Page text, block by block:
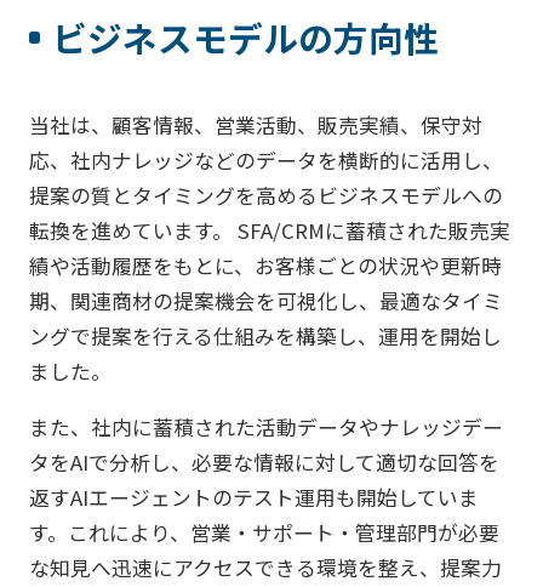
ビジネスモデルの方向性
当社は、顧客情報、営業活動、販売実績、保守対
応、社内ナレッジなどのデータを横断的に活用し、
提案の質とタイミングを高めるビジネスモデルへの
転換を進めています。 SFA/CRMに蓄積された販売実
績や活動履歴をもとに、お客様ごとの状況や更新時
期、関連商材の提案機会を可視化し、最適なタイミ
ングで提案を行える仕組みを構築し、運用を開始し
ました。
また、社内に蓄積された活動データやナレッジデー
タをAIで分析し、必要な情報に対して適切な回答を
返すAIエージェントのテスト運用も開始していま
す。これにより、営業・サポート・管理部門が必要
な知見へ迅速にアクセスできる環境を整え、提案力